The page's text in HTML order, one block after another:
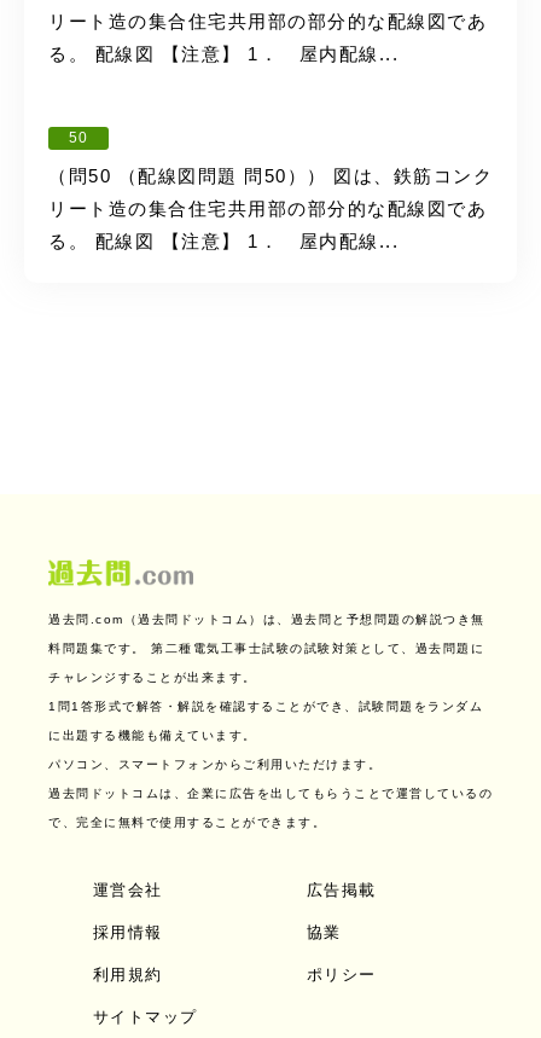
リート造の集合住宅共用部の部分的な配線図であ
る。 配線図 【注意】 1． 屋内配線...
50
（問50 （配線図問題 問50）） 図は、鉄筋コンク
リート造の集合住宅共用部の部分的な配線図であ
る。 配線図 【注意】 1． 屋内配線...
過去問.com（過去問ドットコム）は、過去問と予想問題の解説つき無
料問題集です。 第二種電気工事士試験の試験対策として、過去問題に
チャレンジすることが出来ます。
1問1答形式で解答・解説を確認することができ、試験問題をランダム
に出題する機能も備えています。
パソコン、スマートフォンからご利用いただけます。
過去問ドットコムは、企業に広告を出してもらうことで運営しているの
で、完全に無料で使用することができます。
運営会社 広告掲載
採用情報 協業
利用規約 ポリシー
サイトマップ